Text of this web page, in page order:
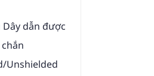
dẫn được
Unshielded